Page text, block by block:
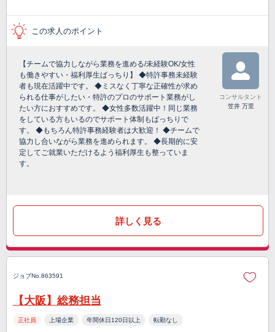
この求人のポイント
【チームで協力しながら業務を進める/未経験OK/女性
も働きやすい・福利厚生ばっちり】 ◆特許事務未経験
者も現在活躍中です。 ◆ミスなく丁寧な正確性が求め
られる仕事がしたい・特許のプロのサポート業務がし
たい方におすすめです。 ◆女性多数活躍中！同じ業務
をしている方もいるのでサポート体制もばっちりで
す。 ◆もちろん特許事務経験者は大歓迎！ ◆チームで
協力し合いながら業務を進められます。 ◆長期的に安
定してご就業いただけるよう福利厚生も整っていま
す。
コンサルタント
笠井 万里
詳しく見る
ジョブNo.863591
【大阪】総務担当
正社員 上場企業 年間休日120日以上 転勤なし